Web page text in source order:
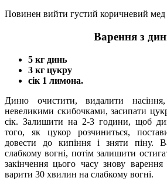
Повинен вийти густий коричневий мед
Варення з
5 кг динь
3 кг цукру
сік 1 лимона.
Диню очистити, видалити
невеликими скибочками, засипати
сік. Залишити на 2-3 години, щоб
того, як цукор розчиниться,
довести до кипіння і зняти піну.
слабкому вогні, потім залишити
закінчення цього часу знову
варити 30 хвилин на слабкому вогні.